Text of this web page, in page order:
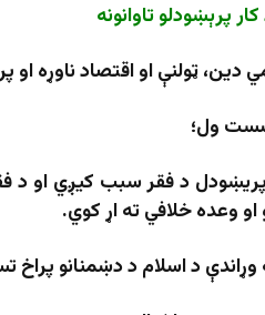
پرېښودلو تاوانونه
دين، ټولنې او اقتصاد ناوړه
ول؛
د فقر سبب کیږي او د
وعده خلافي ته اړ کوي.
د اسلام د دښمنانو پراخ